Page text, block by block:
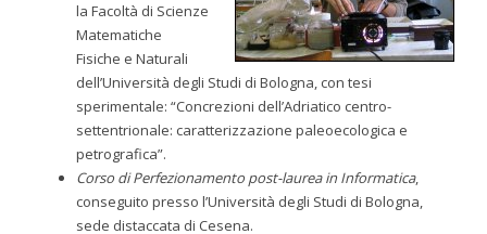
la Facoltà di Scienze
Matematiche
Fisiche e Naturali
dell’Università degli Studi di Bologna, con tesi
sperimentale: “Concrezioni dell’Adriatico centro-
settentrionale: caratterizzazione paleoecologica e
petrografica”.
Corso di Perfezionamento post-laurea in Informatica,
conseguito presso l’Università degli Studi di Bologna,
sede distaccata di Cesena.